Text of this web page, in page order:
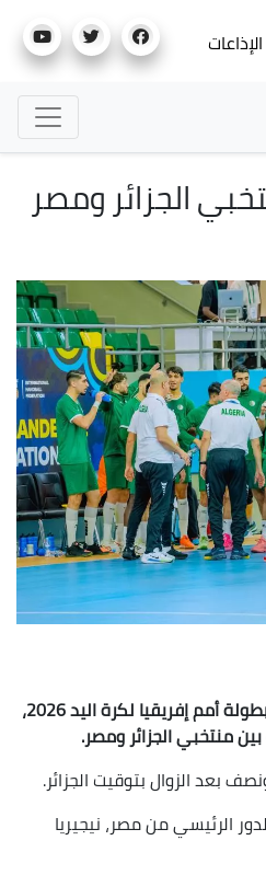
إلى
الجزائر ومصر
يشهد افتتاح الدور الرئيسي لبطولة أمم إفريقيا لكرة اليد 2026،
منتخبي الجزائر ومصر.
بعد الزوال بتوقيت الجزائر.
الرئيسي من مصر، نيجيريا